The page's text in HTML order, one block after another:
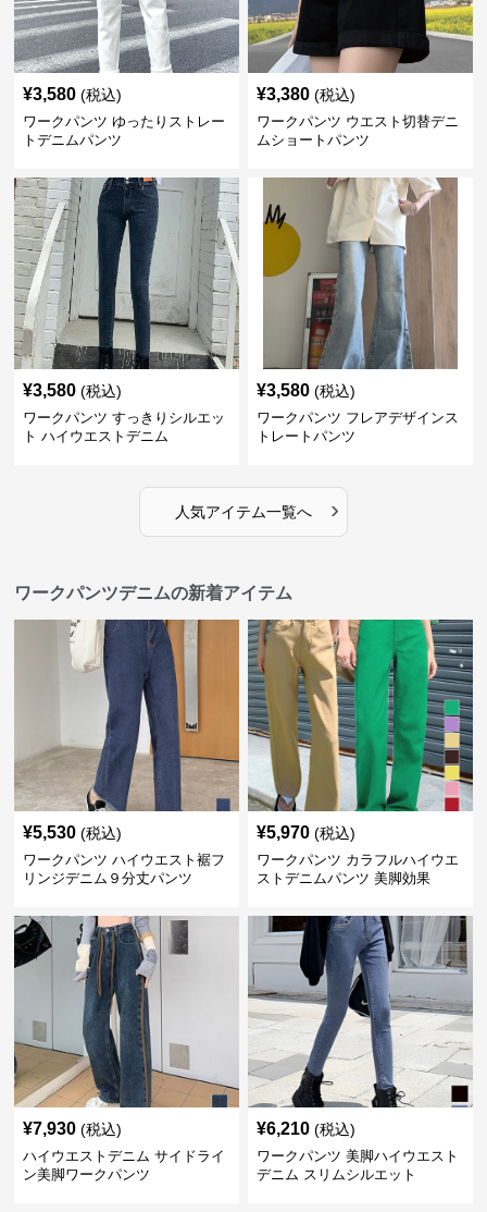
¥3,580 (税込)
ワークパンツ ゆったりストレー
トデニムパンツ
¥3,380 (税込)
ワークパンツ ウエスト切替デニ
ムショートパンツ
¥3,580 (税込)
ワークパンツ すっきりシルエッ
ト ハイウエストデニム
¥3,580 (税込)
ワークパンツ フレアデザインス
トレートパンツ
人気アイテム一覧へ ›
ワークパンツデニムの新着アイテム
¥5,530 (税込)
ワークパンツ ハイウエスト裾フ
リンジデニム９分丈パンツ
¥5,970 (税込)
ワークパンツ カラフルハイウエ
ストデニムパンツ 美脚効果
¥7,930 (税込)
ハイウエストデニム サイドライ
ン美脚ワークパンツ
¥6,210 (税込)
ワークパンツ 美脚ハイウエスト
デニム スリムシルエット